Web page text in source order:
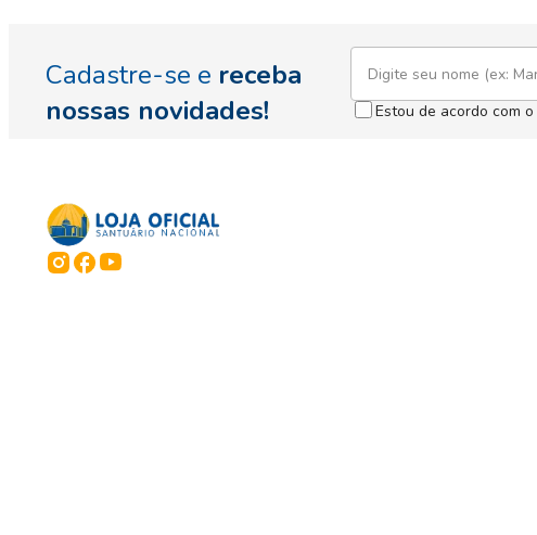
Cadastre-se e receba
nossas novidades!
Estou de acordo com o